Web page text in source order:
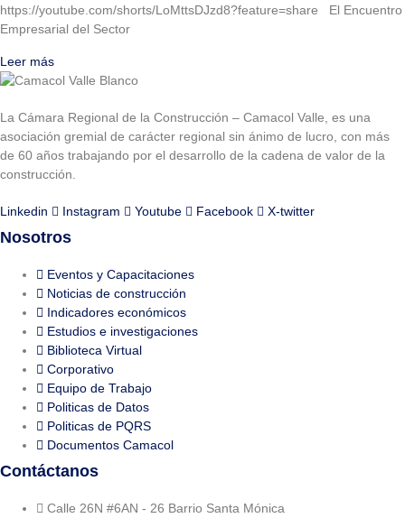
https://youtube.com/shorts/LoMttsDJzd8?feature=share El Encuentro
Empresarial del Sector
Leer más
La Cámara Regional de la Construcción – Camacol Valle, es una
asociación gremial de carácter regional sin ánimo de lucro, con más
de 60 años trabajando por el desarrollo de la cadena de valor de la
construcción.
Linkedin Instagram Youtube Facebook X-twitter
Nosotros
Eventos y Capacitaciones
Noticias de construcción
Indicadores económicos
Estudios e investigaciones
Biblioteca Virtual
Corporativo
Equipo de Trabajo
Politicas de Datos
Politicas de PQRS
Documentos Camacol
Contáctanos
Calle 26N #6AN - 26 Barrio Santa Mónica